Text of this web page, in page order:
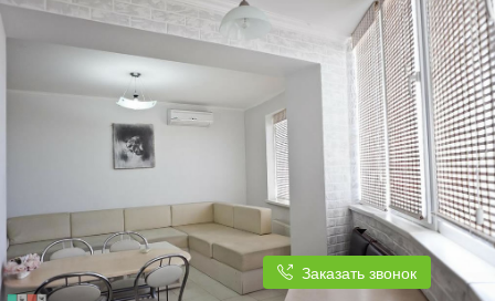
ТРЕХКОМНАТНАЯ КВАРТИРА, 84 КВ.М.
КУХНЯ ПЛАВНО ПЕРЕХОДИТ В СВЕТЛУЮ И ПРОСТОРНУЮ ГОСТИНУЮ
Заказать звонок